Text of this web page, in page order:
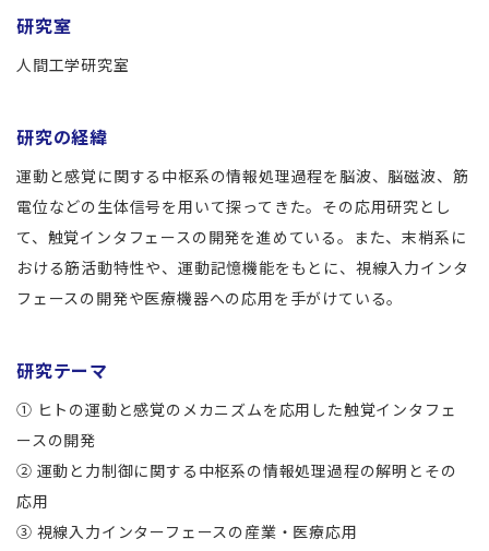
研究室
人間工学研究室
研究の経緯
運動と感覚に関する中枢系の情報処理過程を脳波、脳磁波、筋
電位などの生体信号を用いて探ってきた。その応用研究とし
て、触覚インタフェースの開発を進めている。また、末梢系に
おける筋活動特性や、運動記憶機能をもとに、視線入力インタ
フェースの開発や医療機器への応用を手がけている。
研究テーマ
① ヒトの運動と感覚のメカニズムを応用した触覚インタフェ
ースの開発
② 運動と力制御に関する中枢系の情報処理過程の解明とその
応用
③ 視線入力インターフェースの産業・医療応用